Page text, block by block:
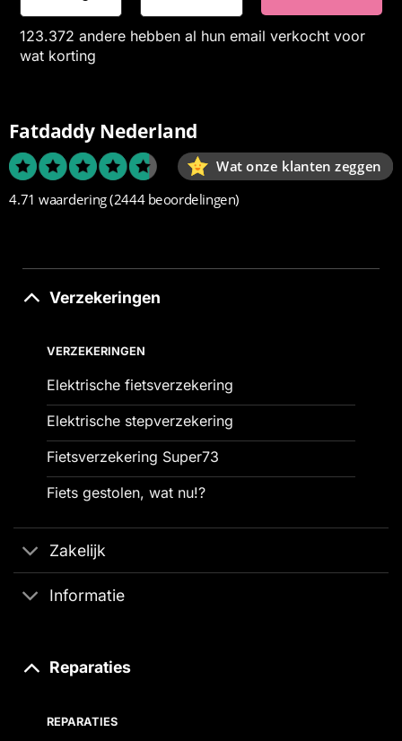
123.372 andere hebben al hun email verkocht voor
wat korting
Fatdaddy Nederland
Wat onze klanten zeggen
4.71 waardering(2444 beoordelingen)
Verzekeringen
VERZEKERINGEN
Elektrische fietsverzekering
Elektrische stepverzekering
Fietsverzekering Super73
Fiets gestolen, wat nu!?
Zakelijk
Informatie
Reparaties
REPARATIES